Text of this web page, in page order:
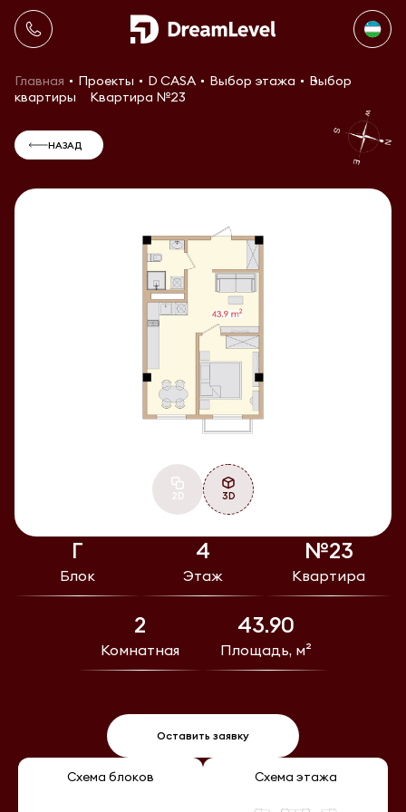
Главная Проекты D CASA Выбор этажа
Выбор
квартиры
Квартира №23
Г
Блок
4
Этаж
№23
Квартира
2
Комнатная
43.90
Площадь, м²
Оставить заявку
2D 3D
Схема блоков Схема этажа
НАЗАД